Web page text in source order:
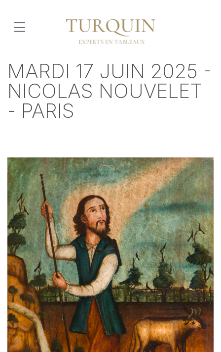
MARDI 17 JUIN 2025 -
NICOLAS NOUVELET
- PARIS